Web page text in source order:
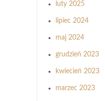
luty 2025
lipiec 2024
maj 2024
grudzień 2023
kwiecień 2023
marzec 2023